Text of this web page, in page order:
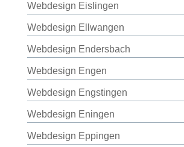
Webdesign Eislingen
Webdesign Ellwangen
Webdesign Endersbach
Webdesign Engen
Webdesign Engstingen
Webdesign Eningen
Webdesign Eppingen